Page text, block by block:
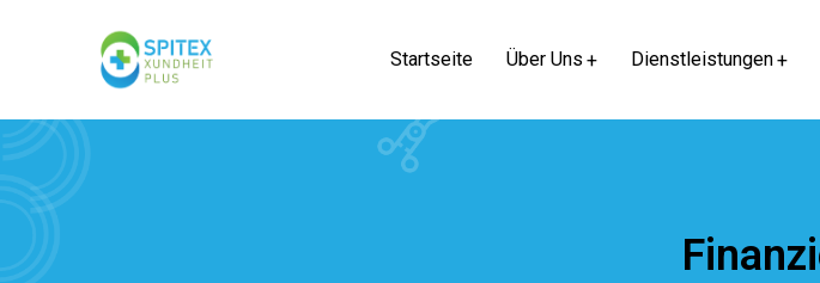
Startseite Über Uns Dienstleistungen